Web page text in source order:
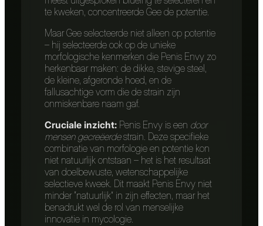
te kweken, concentreerde Gee de potentie.
Maar Gee selecteerde niet alleen op potentie
– hij selecteerde ook op de unieke
morfologische kenmerken die Penis Envy zo
herkenbaar maken: de dikke, stevige steel,
de kleine, afgeronde hoed, en de
fallusachtige vorm die de strain zijn
onmiskenbare naam gaf.
Cruciale inzicht: Penis Envy is een door
mensen gecreëerdestrain. Deze specifieke
combinatie van morfologie en potentie kon
niet natuurlijk ontstaan – het is het resultaat
van doelbewuste, wetenschappelijke
selectieve kweek. Dit maakt Penis Envy niet
minder “natuurlijk” in zijn effecten, maar het
benadrukt wel de rol van menselijke
innovatie in mycologie.